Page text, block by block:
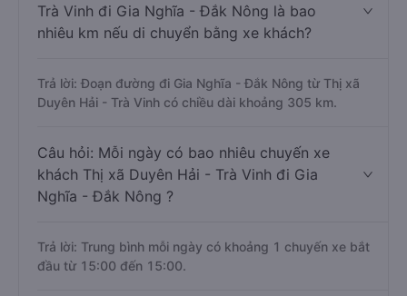
Trà Vinh đi Gia Nghĩa - Đắk Nông là bao
nhiêu km nếu di chuyển bằng xe khách?
Trả lời: Đoạn đường đi Gia Nghĩa - Đắk Nông từ Thị xã
Duyên Hải - Trà Vinh có chiều dài khoảng 305 km.
Câu hỏi: Mỗi ngày có bao nhiêu chuyến xe
khách Thị xã Duyên Hải - Trà Vinh đi Gia
Nghĩa - Đắk Nông ?
Trả lời: Trung bình mỗi ngày có khoảng 1 chuyến xe bắt
đầu từ 15:00 đến 15:00.